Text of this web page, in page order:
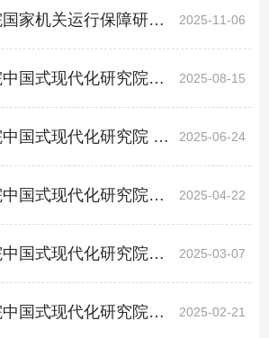
家机关运行保障研究
博士后招收公告
2025-11-06
国式现代化研究院
算
2025-08-15
国式现代化研究院 关
者的公告
2025-06-24
国式现代化研究院 2025-04-22
国式现代化研究院关
家和特聘研究员的公
2025-03-07
国式现代化研究院 2025-02-21